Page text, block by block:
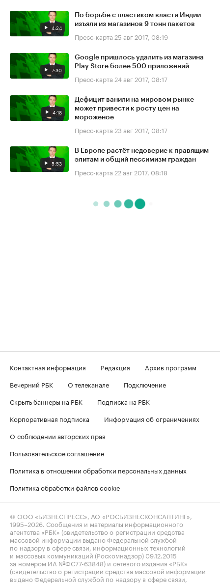
4:24
По борьбе с пластиком власти Индии
изъяли из магазинов 9 тонн пакетов
Пресс-карта 25 авг 2017, 08:19
7:30
Google пришлось удалить из магазина
Play Store более 500 приложений
Пресс-карта 24 авг 2017, 08:17
4:18
Дефицит ванили на мировом рынке
может привести к росту цен на
мороженое
Пресс-карта 23 авг 2017, 08:17
5:53
В Европе растёт недоверие к правящим
элитам и общий пессимизм граждан
Пресс-карта 22 авг 2017, 08:18
Контактная информация Редакция
Архив программ
Вечерний РБК
О телеканале
Подключение
Скрыть баннеры на РБК
Подписка на РБК
Корпоративная подписка
Информация об ограничениях
О соблюдении авторских прав
Пользовательское соглашение
Политика в отношении обработки персональных данных
Политика обработки файлов cookie
© ООО «БИЗНЕСПРЕСС», АО «РОСБИЗНЕСКОНСАЛТИНГ»,
1995–2026 . Сообщения и материалы информационного
агентства «РБК» (свидетельство о регистрации средства
массовой информации выдано Федеральной службой
по надзору в сфере связи, информационных технологий
и массовых коммуникаций (Роскомнадзор) 09.12.2015
за номером ИА №ФС77-63848) и сетевого издания «РБК»
(свидетельство о регистрации средства массовой информации
выдано Федеральной службой по надзору в сфере связи,